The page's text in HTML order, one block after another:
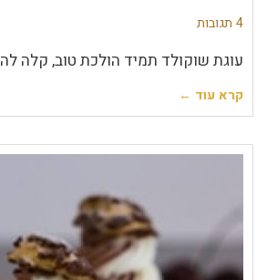
4 תגובות
עוגת שוקולד תמיד הולכת טוב, קלה
קרא עוד ←